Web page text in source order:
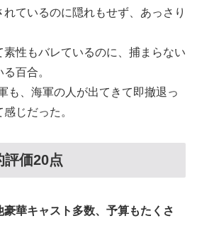
ているのに隠れもせず、あっさり
性もバレているのに、捕まらない
百合。
も、海軍の人が出てきて即撤退っ
じだった。
価20点
華キャスト多数、予算もたくさ